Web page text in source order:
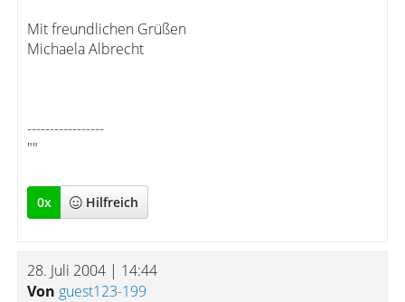
Mit freundlichen Grüßen
Michaela Albrecht
-----------------
""
0x Hilfreich
28. Juli 2004 | 14:44
Von guest123-199